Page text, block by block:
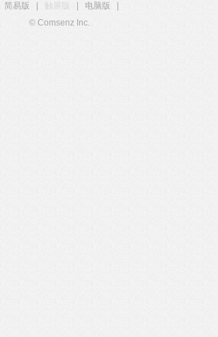
简易版
触屏版 电脑版
© Comsenz Inc.